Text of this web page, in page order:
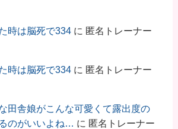
時は脳死で334に 匿名トレーナー
時は脳死で334に 匿名トレーナー
田舎娘がこんな可愛くて露出度の
のがいいよね…
に 匿名トレーナー